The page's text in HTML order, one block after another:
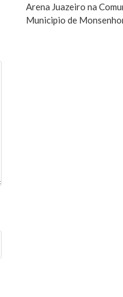
Arena Juazeiro na
Municipio de